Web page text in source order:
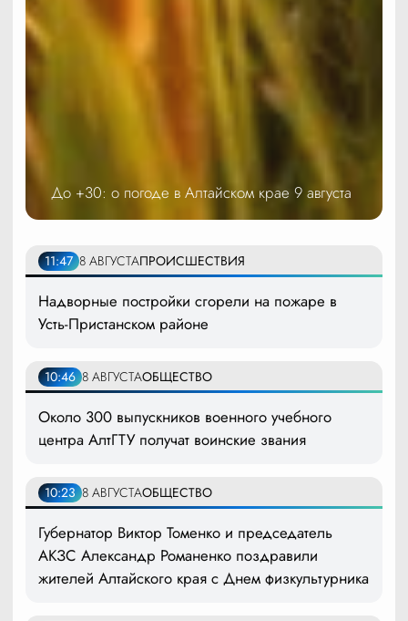
До +30: о погоде в Алтайском крае 9 августа
11:47 8 АВГУСТАПРОИСШЕСТВИЯ
Надворные постройки сгорели на пожаре в
Усть-Пристанском районе
10:46 8 АВГУСТАОБЩЕСТВО
Около 300 выпускников военного учебного
центра АлтГТУ получат воинские звания
10:23 8 АВГУСТАОБЩЕСТВО
Губернатор Виктор Томенко и председатель
АКЗС Александр Романенко поздравили
жителей Алтайского края с Днем физкультурника